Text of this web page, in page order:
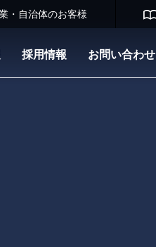
採用情報 お問い合わせ
・自治体のお客様